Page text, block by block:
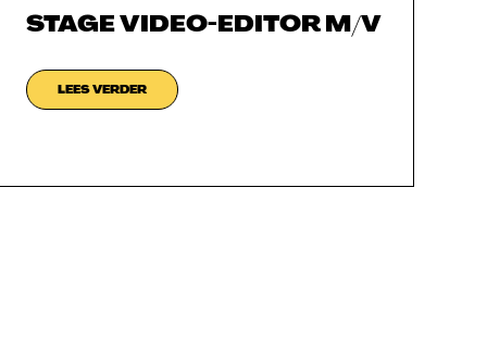
STAGE VIDEO-EDITOR M/V
LEES VERDER